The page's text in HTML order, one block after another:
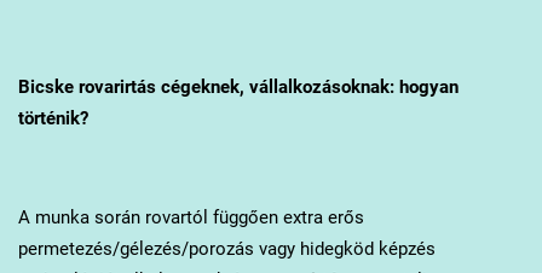
Bicskerovarirtás cégeknek, vállalkozásoknak: hogyan
történik?
A munka során rovartól függően extra erős
permetezés/gélezés/porozás vagy hidegköd képzés